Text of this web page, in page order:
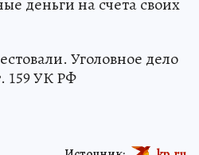
Уголовное дело
159 УК РФ